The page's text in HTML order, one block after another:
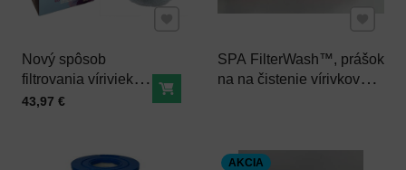
Nový spôsob
filtrovania víriviek -
EASY SPA filter,
Cena s DPH
43,97 € Do košíka
Pridať k Obľúbeným
SPA FilterWash™, prášok
na na čistenie vírivkových
AKCIA